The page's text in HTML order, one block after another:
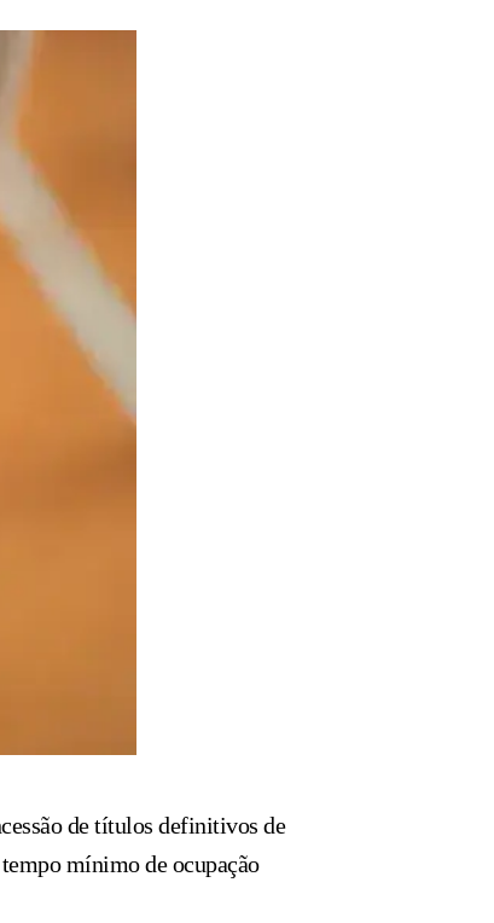
de títulos definitivos de
mínimo de ocupação